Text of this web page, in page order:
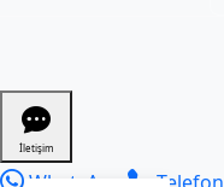
İletişim